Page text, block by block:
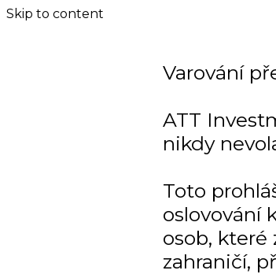
Skip to content
Varování
ATT
nikdy
Toto
oslovování
osob,
zahraničí,